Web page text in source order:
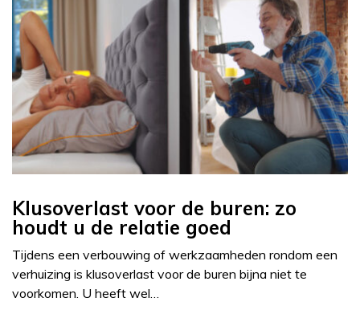
Klusoverlast voor de buren: zo
houdt u de relatie goed
Tijdens een verbouwing of werkzaamheden rondom een
verhuizing is klusoverlast voor de buren bijna niet te
voorkomen. U heeft wel…